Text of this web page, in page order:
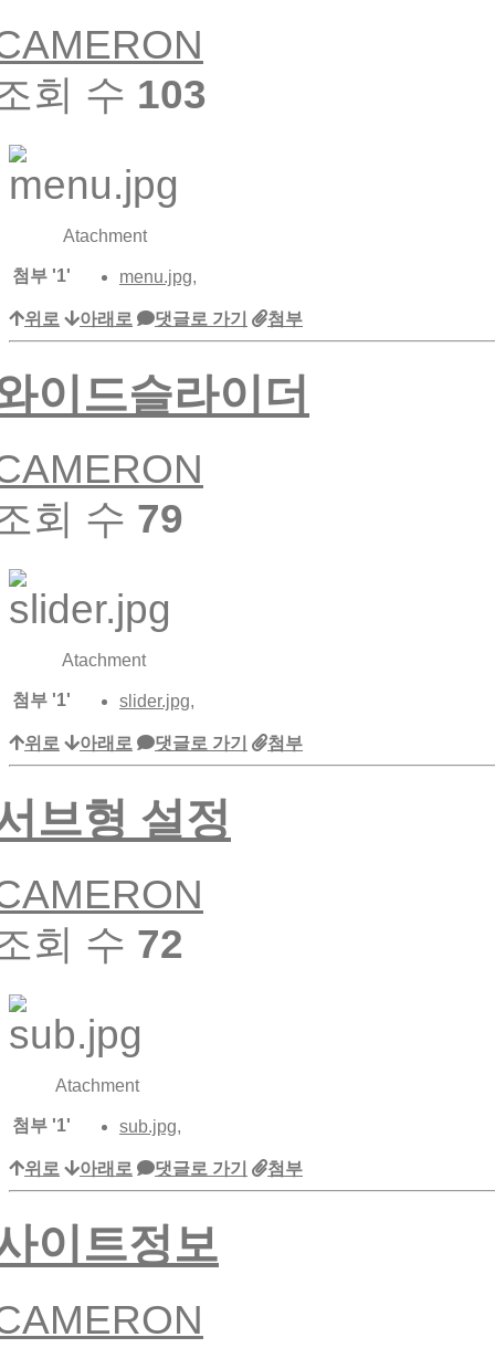
회 수 103
Atachment
첨부 '1' menu.jpg,
위로 아래로 댓글로 가기 첨부
이드슬라이더
회 수 79
Atachment
첨부 '1' slider.jpg,
위로 아래로 댓글로 가기 첨부
브형 설정
회 수 72
Atachment
첨부 '1' sub.jpg,
위로 아래로 댓글로 가기 첨부
이트정보